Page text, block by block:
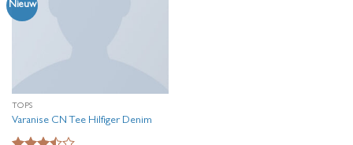
Nieuw
TOPS
Varanise CN Tee Hilfiger Denim